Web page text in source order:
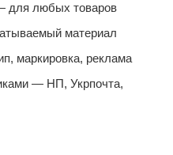
для любых товаров
материал
маркировка, реклама
— НП, Укрпочта,